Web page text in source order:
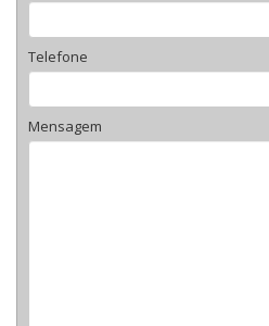
Telefone
Mensagem